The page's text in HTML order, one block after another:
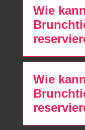
Wie
Wie